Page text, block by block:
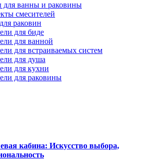
для ванны и раковины
смесителей
раковин
для биде
для ванной
для встраиваемых систем
для душа
для кухни
для раковины
кабина: Искусство выбора,